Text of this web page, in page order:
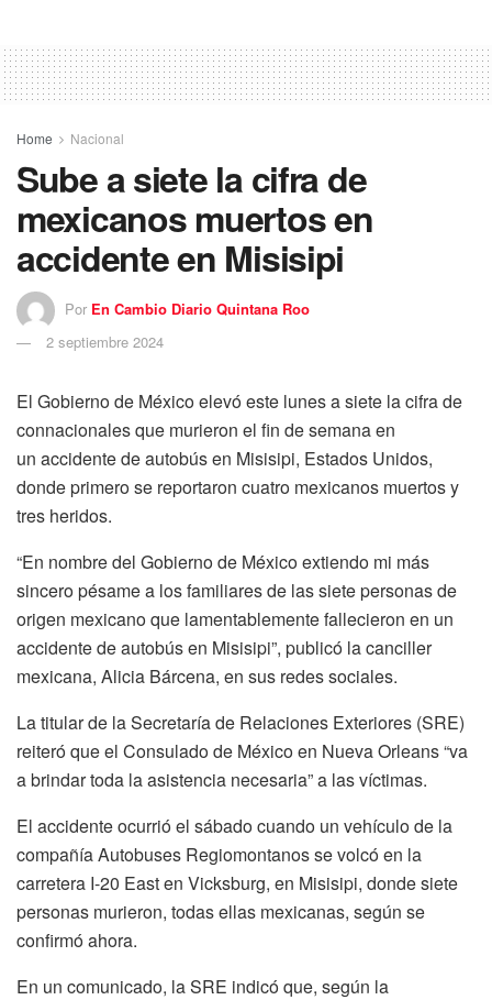
Home Nacional
Sube a siete la cifra de
mexicanos muertos en
accidente en Misisipi
Por En Cambio Diario Quintana Roo
2 septiembre 2024
El Gobierno de México elevó este lunes a siete la cifra de
connacionales que murieron el fin de semana en
un accidente de autobús en Misisipi, Estados Unidos,
donde primero se reportaron cuatro mexicanos muertos y
tres heridos.
“En nombre del Gobierno de México extiendo mi más
sincero pésame a los familiares de las siete personas de
origen mexicano que lamentablemente fallecieron en un
accidente de autobús en Misisipi”, publicó la canciller
mexicana, Alicia Bárcena, en sus redes sociales.
La titular de la Secretaría de Relaciones Exteriores (SRE)
reiteró que el Consulado de México en Nueva Orleans “va
a brindar toda la asistencia necesaria” a las víctimas.
El accidente ocurrió el sábado cuando un vehículo de la
compañía Autobuses Regiomontanos se volcó en la
carretera I-20 East en Vicksburg, en Misisipi, donde siete
personas murieron, todas ellas mexicanas, según se
confirmó ahora.
En un comunicado, la SRE indicó que, según la